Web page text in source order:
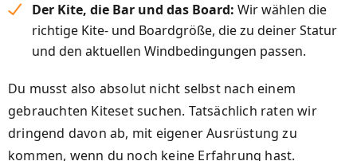
Der Kite, die Bar und das Board: Wir wählen die
richtige Kite- und Boardgröße, die zu deiner Statur
und den aktuellen Windbedingungen passen.
Du musst also absolut nicht selbst nach einem
gebrauchten Kiteset suchen. Tatsächlich raten wir
dringend davon ab, mit eigener Ausrüstung zu
kommen, wenn du noch keine Erfahrung hast.